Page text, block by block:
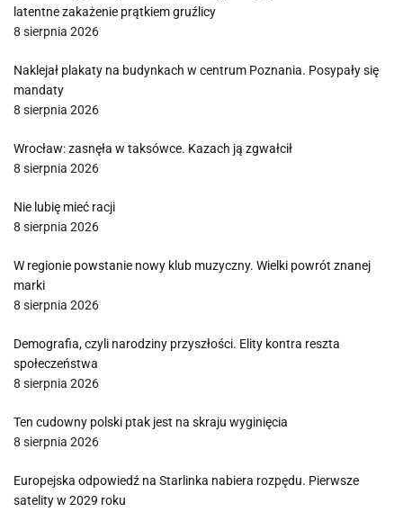
latentne zakażenie prątkiem gruźlicy
8 sierpnia 2026
Naklejał plakaty na budynkach w centrum Poznania. Posypały się
mandaty
8 sierpnia 2026
Wrocław: zasnęła w taksówce. Kazach ją zgwałcił
8 sierpnia 2026
Nie lubię mieć racji
8 sierpnia 2026
W regionie powstanie nowy klub muzyczny. Wielki powrót znanej
marki
8 sierpnia 2026
Demografia, czyli narodziny przyszłości. Elity kontra reszta
społeczeństwa
8 sierpnia 2026
Ten cudowny polski ptak jest na skraju wyginięcia
8 sierpnia 2026
Europejska odpowiedź na Starlinka nabiera rozpędu. Pierwsze
satelity w 2029 roku